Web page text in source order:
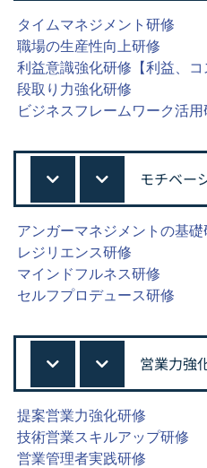
タイムマネジメント研修
職場の生産性向上研修
利益意識強化研修【利益、コ
段取り力強化研修
ビジネスフレームワーク活用
モチベー
アンガーマネジメントの基礎
レジリエンス研修
マインドフルネス研修
セルフプロデュース研修
営業力強
提案営業力強化研修
技術営業スキルアップ研修
営業管理者実践研修